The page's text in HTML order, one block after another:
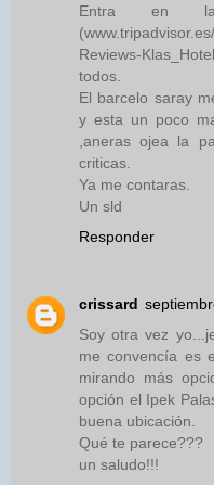
Entra en la
Reviews-
todos.
El barcelo saray
y esta un poco
,aneras ojea la
criticas.
Ya me contaras.
Un sld
Responder
crissard
Soy otra vez
me convencía es
mirando más
opción el Ipek
buena ubicación.
Qué te parece???
un saludo!!!